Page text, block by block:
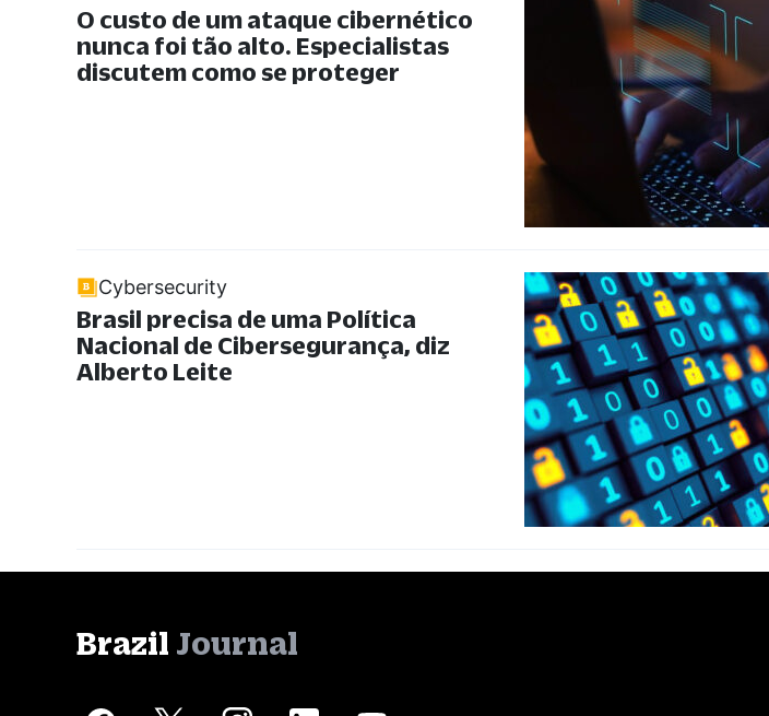
O custo de um ataque cibernético
nunca foi tão alto. Especialistas
discutem como se proteger
Cybersecurity
Brasil precisa de uma Política
Nacional de Cibersegurança, diz
Alberto Leite
Brazil Journal